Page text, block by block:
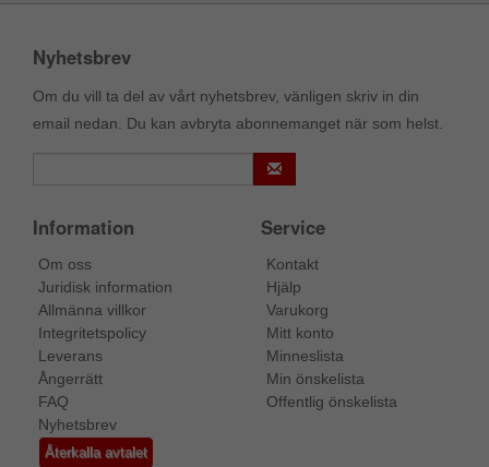
Nyhetsbrev
Om du vill ta del av vårt nyhetsbrev, vänligen skriv in din
email nedan. Du kan avbryta abonnemanget när som helst.
Information
Om oss
Juridisk information
Allmänna villkor
Integritetspolicy
Leverans
Ångerrätt
FAQ
Nyhetsbrev
Återkalla avtalet
Service
Kontakt
Hjälp
Varukorg
Mitt konto
Minneslista
Min önskelista
Offentlig önskelista